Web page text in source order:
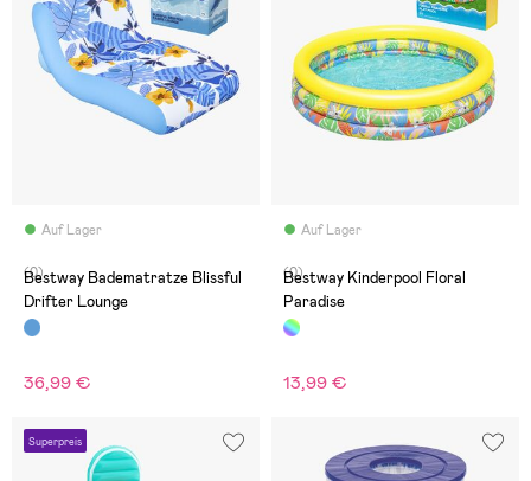
Auf Lager
(0)
Bestway Badematratze Blissful
Drifter Lounge
36,99 €
Auf Lager
(0)
Bestway Kinderpool Floral
Paradise
13,99 €
Superpreis